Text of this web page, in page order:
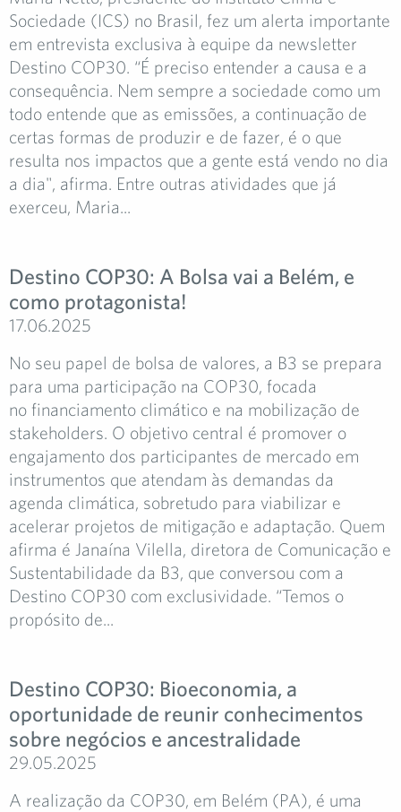
Sociedade (ICS) no Brasil, fez um alerta importante
em entrevista exclusiva à equipe da newsletter
Destino COP30. “É preciso entender a causa e a
consequência. Nem sempre a sociedade como um
todo entende que as emissões, a continuação de
certas formas de produzir e de fazer, é o que
resulta nos impactos que a gente está vendo no dia
a dia", afirma. Entre outras atividades que já
exerceu, Maria...
Destino COP30: A Bolsa vai a Belém, e
como protagonista!
17.06.2025
No seu papel de bolsa de valores, a B3 se prepara
para uma participação na COP30, focada
no financiamento climático e na mobilização de
stakeholders. O objetivo central é promover o
engajamento dos participantes de mercado em
instrumentos que atendam às demandas da
agenda climática, sobretudo para viabilizar e
acelerar projetos de mitigação e adaptação. Quem
afirma é Janaína Vilella, diretora de Comunicação e
Sustentabilidade da B3, que conversou com a
Destino COP30 com exclusividade. “Temos o
propósito de...
Destino COP30: Bioeconomia, a
oportunidade de reunir conhecimentos
sobre negócios e ancestralidade
29.05.2025
A realização da COP30, em Belém (PA), é uma